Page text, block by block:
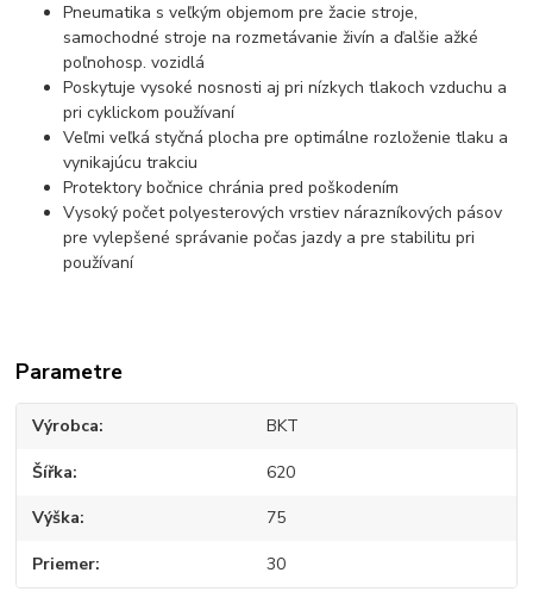
Pneumatika s veľkým objemom pre žacie stroje,
samochodné stroje na rozmetávanie živín a ďalšie ažké
poľnohosp. vozidlá
Poskytuje vysoké nosnosti aj pri nízkych tlakoch vzduchu a
pri cyklickom používaní
Veľmi veľká styčná plocha pre optimálne rozloženie tlaku a
vynikajúcu trakciu
Protektory bočnice chránia pred poškodením
Vysoký počet polyesterových vrstiev nárazníkových pásov
pre vylepšené správanie počas jazdy a pre stabilitu pri
používaní
Parametre
Výrobca BKT
Šířka 620
Výška 75
Priemer 30